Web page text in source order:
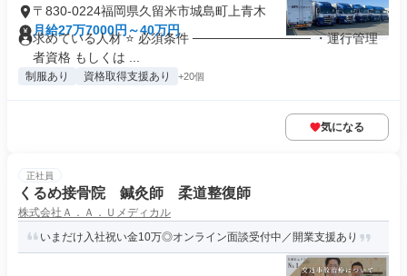
〒830-0224福岡県久留米市城島町上青木
月給27万7000円～40万円
求めている人材 ⭐ 必須条件 ───────────── ・運行管理
者資格 もしくは ...
制服あり 資格取得支援あり +20個
気になる
正社員
くるめ接骨院 鍼灸師 柔道整復師
株式会社Ａ．Ａ．Ｕメディカル
いまだけ入社祝い金10万◎オンライン面談受付中／開業支援あり